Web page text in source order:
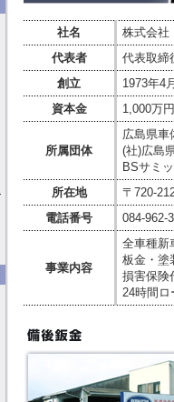
社名
株式会
代表者
代表取
創立
1973年4
資本金
1,000万円
所属団体
広島県車
(社)広島
BSサミ
所在地
〒720-
電話番号
084-962-
事業内容
全車種新
板金・塗
損害保険
24時間